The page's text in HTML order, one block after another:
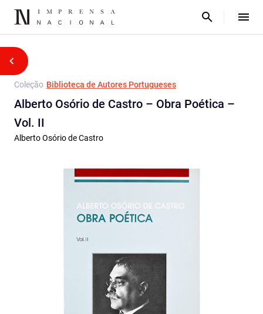
Coleção Biblioteca de Autores Portugueses
Alberto Osório de Castro – Obra Poética –
Vol. II
Alberto Osório de Castro